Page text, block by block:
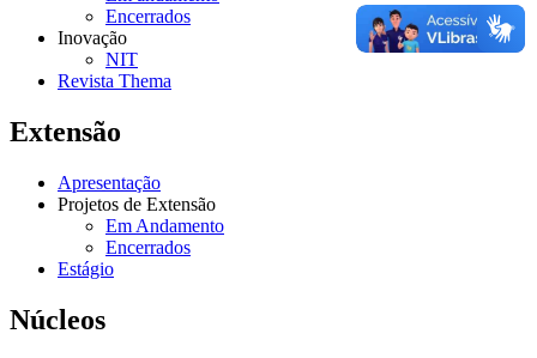
Encerrados
Inovação
NIT
Revista Thema
Extensão
Apresentação
Projetos de Extensão
Em Andamento
Encerrados
Estágio
Núcleos